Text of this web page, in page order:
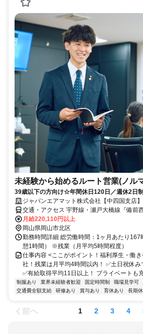
未経験から始めるルート営業(ノル
39歳以下の方向け☆年間休日120日／週休2日制
ジャパンエアマット株式会社【中四国支店】
交通・アクセス 宇野線・瀬戸大橋線『備前
月給220,110円以上
岡山県岡山市北区
勤務時間詳細 総労働時間：1ヶ月あたり
憩1時間） ※残業（月平均5時間程度）
仕事内容 <ここがポイント！福利厚生・働
社！残業は月平均4時間以内！ ✅土日祝休み
✅有給取得平均11日以上！ プライベートも
制服あり 業界未経験者歓迎 固定時間制 職場見学可
交通費全額支給
研修あり 賞与あり 育休あり 長期
前へ 1 2 3 4